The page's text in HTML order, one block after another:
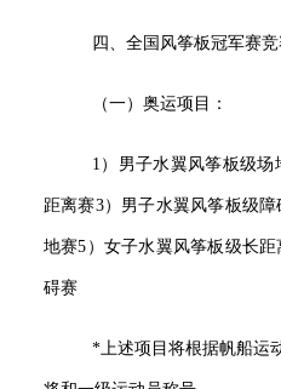
四、全国风筝板冠军赛
（一）奥运项目：
1 ）男子水翼风筝板级
距离赛3）男子水翼风筝板级
地赛5）女子水翼风筝板级长
碍赛
* 上述项目将根据帆船